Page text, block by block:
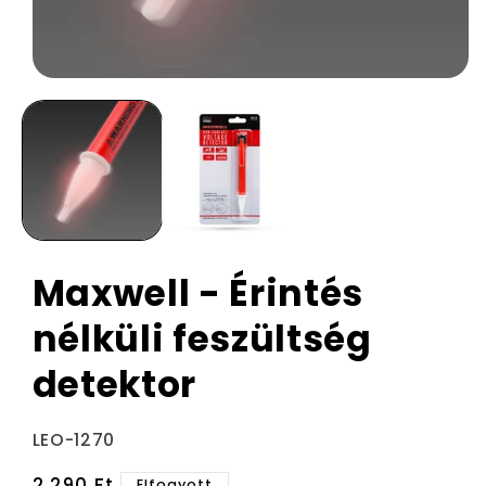
Maxwell - Érintés
nélküli feszültség
detektor
Termékváltozat:
LEO-1270